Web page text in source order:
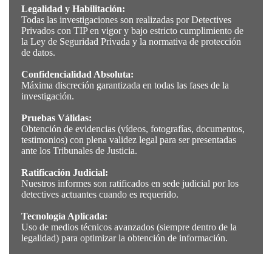
Legalidad y Habilitación:
Todas las investigaciones son realizadas por Detectives
Privados con TIP en vigor y bajo estricto cumplimiento de
la Ley de Seguridad Privada y la normativa de protección
de datos.
Confidencialidad Absoluta:
Máxima discreción garantizada en todas las fases de la
investigación.
Pruebas Válidas:
Obtención de evidencias (vídeos, fotografías, documentos,
testimonios) con plena validez legal para ser presentadas
ante los Tribunales de Justicia.
Ratificación Judicial:
Nuestros informes son ratificados en sede judicial por los
detectives actuantes cuando es requerido.
Tecnología Aplicada:
Uso de medios técnicos avanzados (siempre dentro de la
legalidad) para optimizar la obtención de información.